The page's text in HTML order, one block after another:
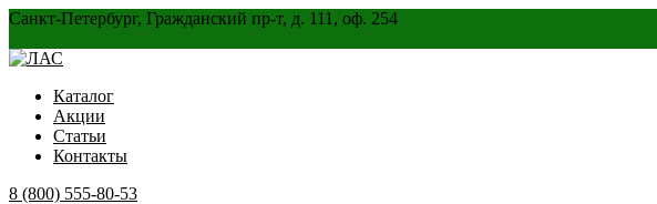
Перейти
содержанию
Санкт-Петербург, Гражданский пр-т, д. 111, оф. 254
Каталог
Акции
Статьи
Контакты
8 (800) 555-80-53